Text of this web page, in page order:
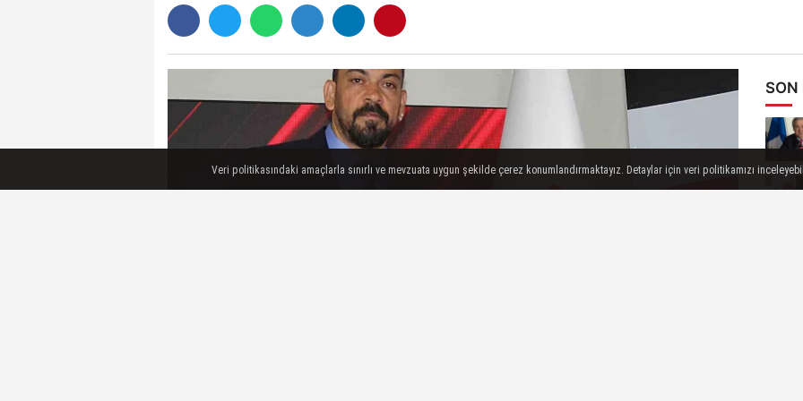
SON
Veri politikasındaki amaçlarla sınırlı ve mevzuata uygun şekilde çerez konumlandırmaktayız. Detaylar için veri politikamızı